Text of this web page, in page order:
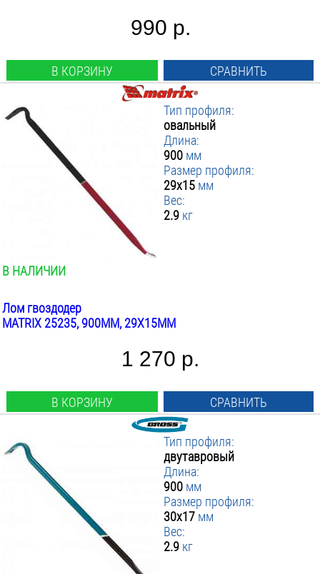
990 р.
В КОРЗИНУ СРАВНИТЬ
Тип профиля:
овальный
Длина:
900 мм
Размер профиля:
29x15 мм
Вес:
2.9 кг
В НАЛИЧИИ
Лом гвоздодер
MATRIX 25235, 900ММ, 29X15ММ
1 270 р.
В КОРЗИНУ СРАВНИТЬ
Тип профиля:
двутавровый
Длина:
900 мм
Размер профиля:
30x17 мм
Вес:
2.9 кг